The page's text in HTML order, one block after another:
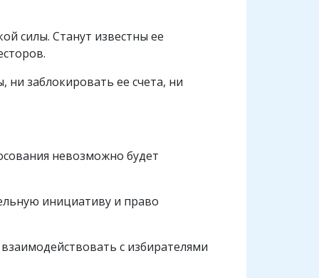
силы. Станут известны ее
ни заблокировать ее счета, ни
невозможно будет
инициативу и право
с избирателями